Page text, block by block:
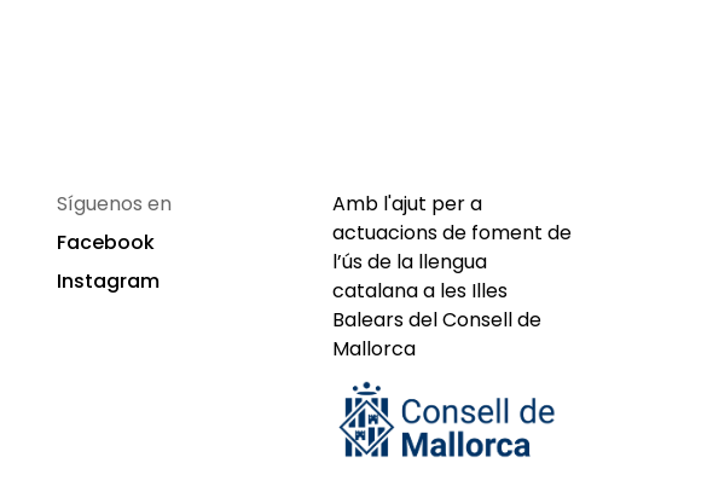
Síguenos en
Facebook
Instagram
Amb l'ajut per a
actuacions de foment de
l’ús de la llengua
catalana a les Illes
Balears del Consell de
Mallorca